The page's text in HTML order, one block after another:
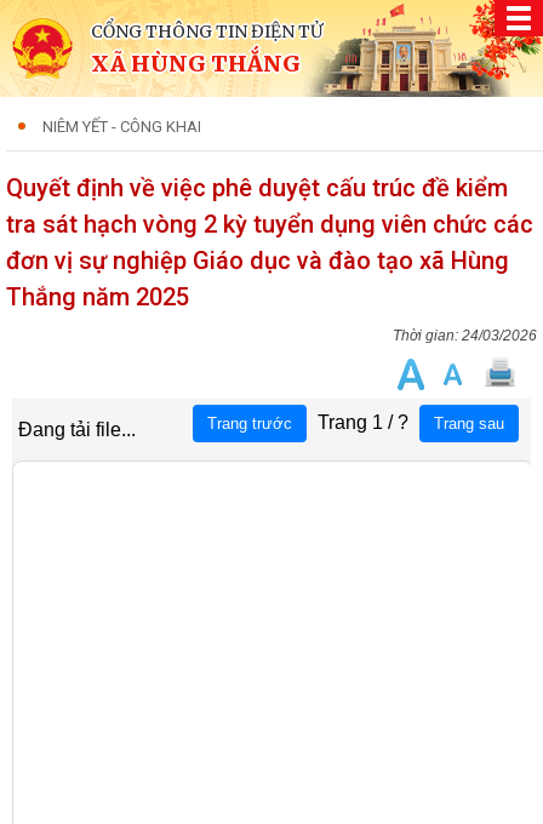
CỔNG THÔNG TIN ĐIỆN TỬ
XÃ HÙNG THẮNG
NIÊM YẾT - CÔNG KHAI
Quyết định về việc phê duyệt cấu trúc đề kiểm
tra sát hạch vòng 2 kỳ tuyển dụng viên chức các
đơn vị sự nghiệp Giáo dục và đào tạo xã Hùng
Thắng năm 2025
24/03/2026